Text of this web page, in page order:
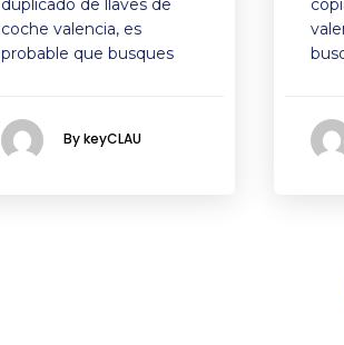
duplicado de llaves de
coche valencia, es
probable que busques
By keyCLAU